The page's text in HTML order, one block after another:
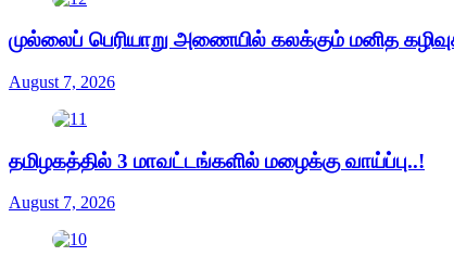
முல்லைப் பெரியாறு அணையில் கலக்கும் மனித
August 7, 2026
தமிழகத்தில் 3 மாவட்டங்களில் மழைக்கு வாய்ப்பு..!
August 7, 2026